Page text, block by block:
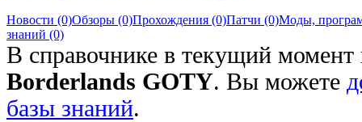
Новости (0)Обзоры (0)Прохождения (0)Патчи (0)Моды,
знаний (0)
В справочнике в текущий момент
Borderlands GOTY. Вы можете
базы знаний.